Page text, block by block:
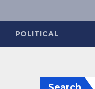
POLITICAL